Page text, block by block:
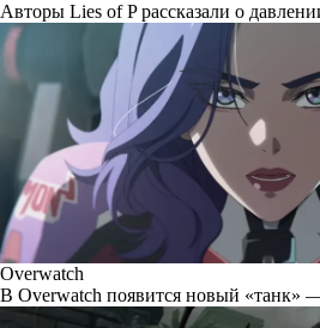
Авторы Lies of P рассказали о
Overwatch
В Overwatch появится новый «танк»